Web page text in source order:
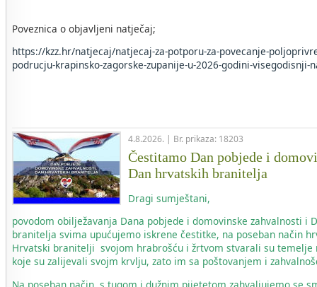
Poveznica o objavljeni natječaj;
https://kzz.hr/natjecaj/natjecaj-za-potporu-za-povecanje-
podrucju-krapinsko-zagorske-zupanije-u-2026-godini-visegodisnji-
4.8.2026. | Br. prikaza: 18203
Čestitamo Dan pobjede i
Dan hrvatskih branitelja
Dragi sumještani,
povodom obilježavanja Dana pobjede i domovinske zahvalnosti i
branitelja svima upućujemo iskrene čestitke, na poseban način
Hrvatski branitelji svojom hrabrošću i žrtvom stvarali su temelje
koje su zalijevali svojm krvlju, zato im sa poštovanjem i